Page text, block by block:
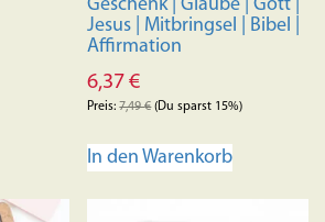
Geschenk | Glaube | Gott |
Jesus | Mitbringsel | Bibel |
Affirmation
6,37€
Preis:7,49€(Du sparst 15%)
In den Warenkorb